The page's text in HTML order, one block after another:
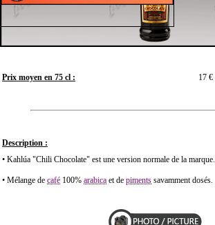
Prix moyen en 75 cl : 17 €
Description :
• Kahlúa "Chili Chocolate" est une version normale de la marque.
• Mélange de café 100% arabica et de piments savamment dosés.